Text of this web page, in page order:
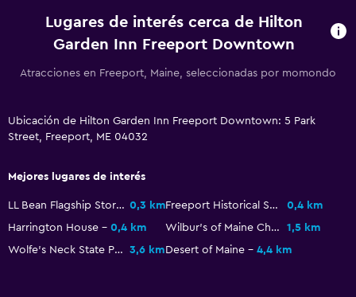
Piscina y spa
Bañera de hidromasaje
Ducha
Lugares de interés cerca de Hilton
Garden Inn Freeport Downtown
Atracciones en Freeport, Maine, seleccionadas por momondo
Ubicación de Hilton Garden Inn Freeport Downtown: 5 Park
Street, Freeport, ME 04032
Mejores lugares de interés
LL Bean Flagship Store 0,3 km Freeport Historical Society
0,4 km
Harrington House
0,4 km Wilbur's of Maine Chocolate Confections
1,5 km
Wolfe's Neck State Park
3,6 kmDesert of Maine 4,4 km